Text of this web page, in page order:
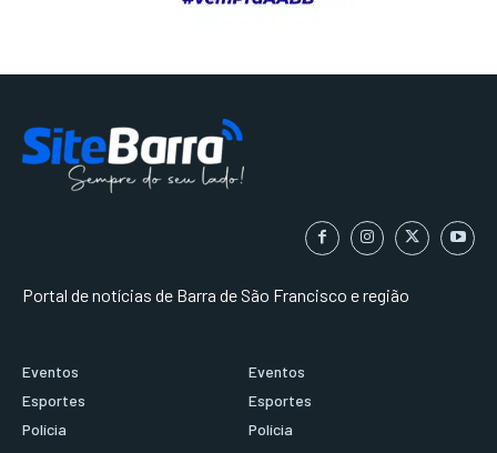
Portal de notícias de Barra de São Francisco e região
Eventos
Esportes
Polícia
Eventos
Esportes
Polícia